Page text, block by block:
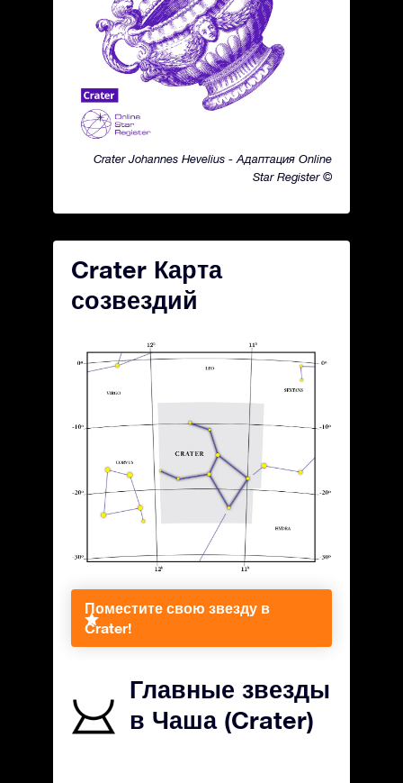
Crater Johannes Hevelius - Адаптация Online
Star Register ©
Crater Карта
созвездий
Поместите свою звезду в
Crater!
Главные звезды
в Чаша (Crater)